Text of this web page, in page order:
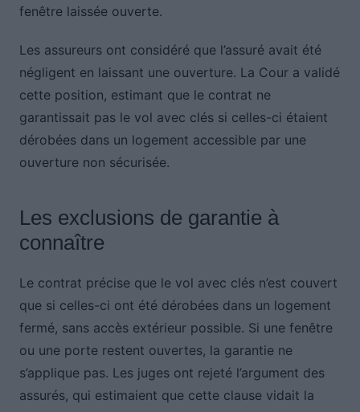
fenêtre laissée ouverte.
Les assureurs ont considéré que l’assuré avait été
négligent en laissant une ouverture. La Cour a validé
cette position, estimant que le contrat ne
garantissait pas le vol avec clés si celles-ci étaient
dérobées dans un logement accessible par une
ouverture non sécurisée.
Les exclusions de garantie à
connaître
Le contrat précise que le vol avec clés n’est couvert
que si celles-ci ont été dérobées dans un logement
fermé, sans accès extérieur possible. Si une fenêtre
ou une porte restent ouvertes, la garantie ne
s’applique pas. Les juges ont rejeté l’argument des
assurés, qui estimaient que cette clause vidait la